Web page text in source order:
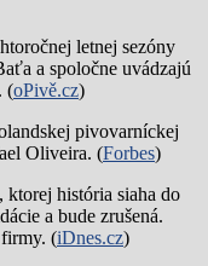
letnej sezóny
a spoločne uvádzajú
(oPivě.cz)
pivovarníckej
Oliveira. (Forbes)
, ktorej história siaha do
a bude zrušená.
(iDnes.cz)